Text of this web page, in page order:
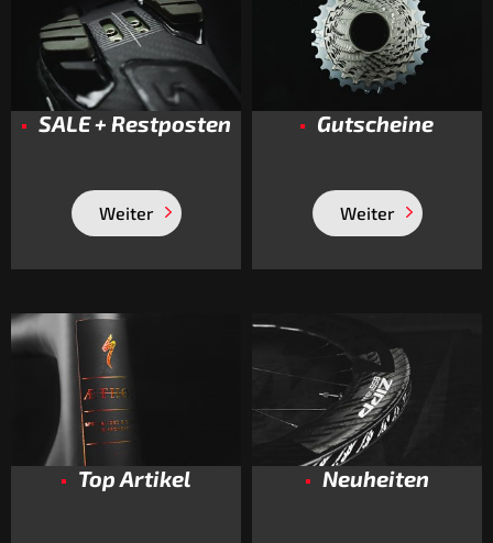
SALE + Restposten
Weiter
Gutscheine
Weiter
Top Artikel Neuheiten